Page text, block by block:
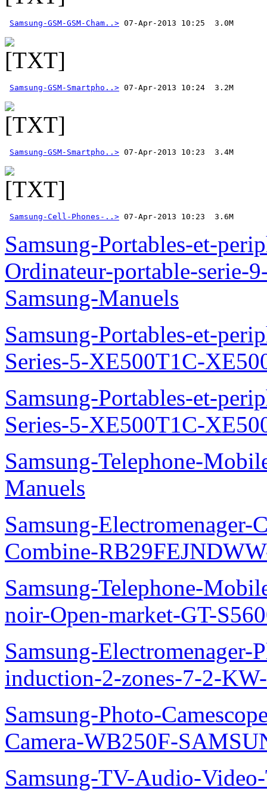
Samsung-GSM-GSM-Cham..>
Samsung-GSM-Smartpho..>
Samsung-GSM-Smartpho..>
Samsung-Cell-Phones-..> 07-Apr-2013 10:23  3.6M
Samsung-Portables-et-
Ordinateur-portable-serie-
Samsung-Manuels
Samsung-Portables-et-
Series-5-XE500T1C-
Samsung-Portables-et-
Series-5-XE500T1C-
Samsung-Telephone-
Manuels
Samsung-Electromenager-
Combine-
Samsung-Telephone-
noir-Open-market-GT-
Samsung-Electromenager-
induction-2-zones-7-2-
Samsung-Photo-
Camera-WB250F-
Samsung-TV-Audio-